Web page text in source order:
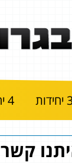
4 יחידות
קשר